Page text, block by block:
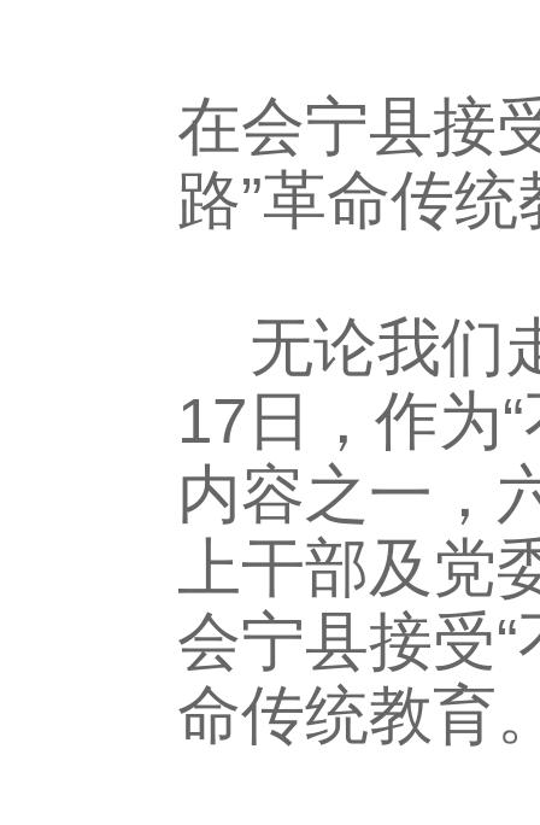
在会宁县接
路”革命传统
无论我们
17日，作为
内容之一，
上干部及
会宁县接受
命传统教育